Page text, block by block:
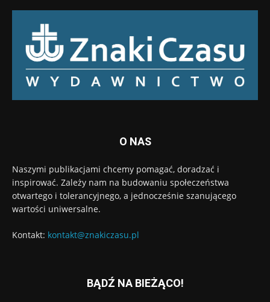
O NAS
Naszymi publikacjami chcemy pomagać, doradzać i
inspirować. Zależy nam na budowaniu społeczeństwa
otwartego i tolerancyjnego, a jednocześnie szanującego
wartości uniwersalne.
Kontakt: kontakt@znakiczasu.pl
BĄDŹ NA BIEŻĄCO!